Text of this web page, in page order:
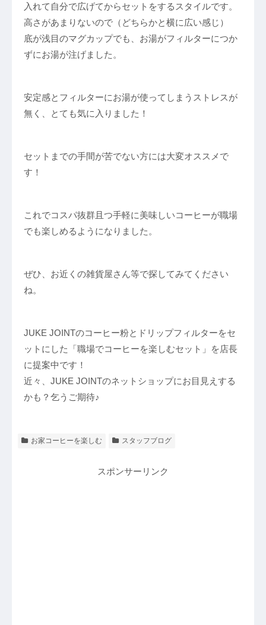
入れて自分で広げてからセットをするスタイルです。
高さがあまりないので（どちらかと横に広い感じ）
底が浅目のマグカップでも、お湯がフィルターにつか
ずにお湯が注げました。
安定感とフィルターにお湯が使ってしまうストレスが
無く、とても気に入りました！
セットまでの手間が苦でない方には大変オススメで
す！
これでコスパ抜群且つ手軽に美味しいコーヒーが職場
でも楽しめるようになりました。
ぜひ、お近くの雑貨屋さん等で探してみてください
ね。
JUKE JOINTのコーヒー粉とドリップフィルターをセ
ットにした「職場でコーヒーを楽しむセット」を店長
に提案中です！
近々、JUKE JOINTのネットショップにお目見えする
かも？乞うご期待♪
お家コーヒーを楽しむ スタッフブログ
スポンサーリンク